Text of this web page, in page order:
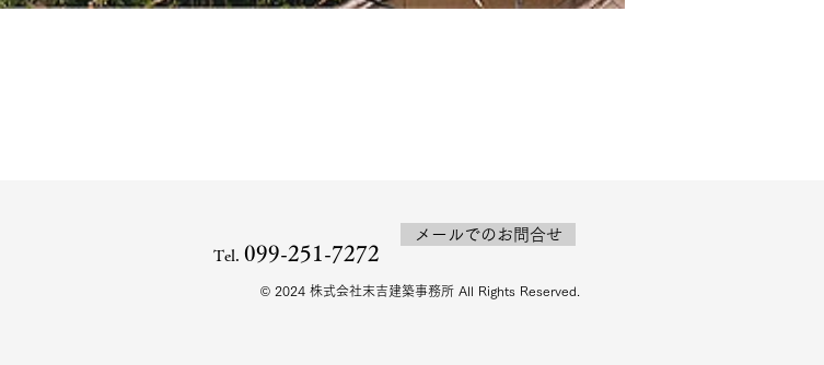
Tel. 099-251-7272
メールでのお問合せ
© 2024 株式会社末吉建築事務所 All Rights Reserved.